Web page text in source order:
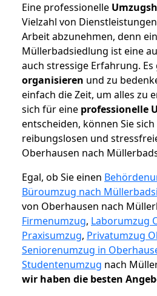
Eine professionelle
Vielzahl von
Arbeit abzunehmen, denn
Müllerbadsiedlung ist eine
auch stressige Erfahrung. Es
organisieren und zu
einfach die Zeit, um alles zu
sich für eine professionelle
entscheiden, können Sie
reibungslosen und
Oberhausen nach
Egal, ob Sie einen
Büroumzug nach
von Oberhausen nach
Firmenumzug, Laborumzug
Praxisumzug, Privatumzug
Seniorenumzug in
Studentenumzug nach
wir haben die besten